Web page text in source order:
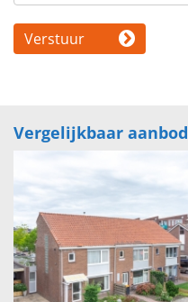
Verstuur
Vergelijkbaar aanbod